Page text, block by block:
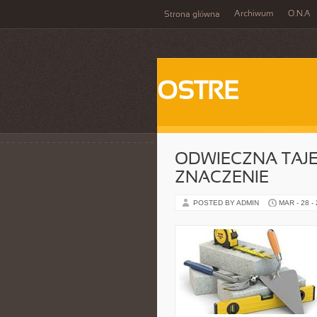
Strona główna Archiwum O.N.A
OSTRE
ODWIECZNA
ZNACZENIE
POSTED BY ADMIN MAR - 28 -